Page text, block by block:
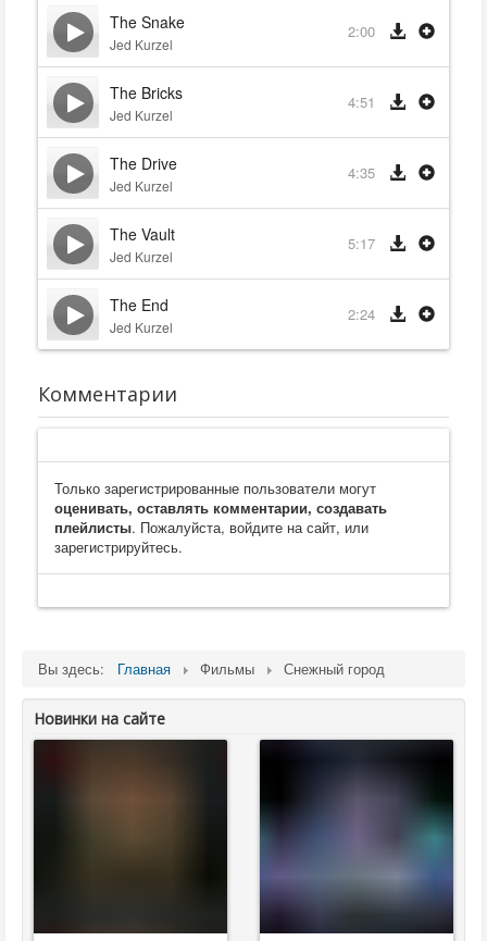
The Snake
Jed Kurzel
2:00
The Bricks
Jed Kurzel
4:51
The Drive
Jed Kurzel
4:35
The Vault
Jed Kurzel
5:17
The End
Jed Kurzel
2:24
Комментарии
Только зарегистрированные пользователи могут
оценивать, оставлять комментарии, создавать
плейлисты. Пожалуйста, войдите на сайт, или
зарегистрируйтесь.
Вы здесь: Главная Фильмы Снежный город
Новинки на сайте